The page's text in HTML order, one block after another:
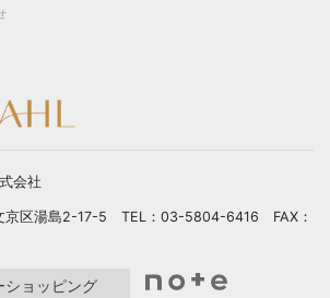
会社
区湯島2-17-5 TEL：03-5804-6416 FAX：
ショッピング